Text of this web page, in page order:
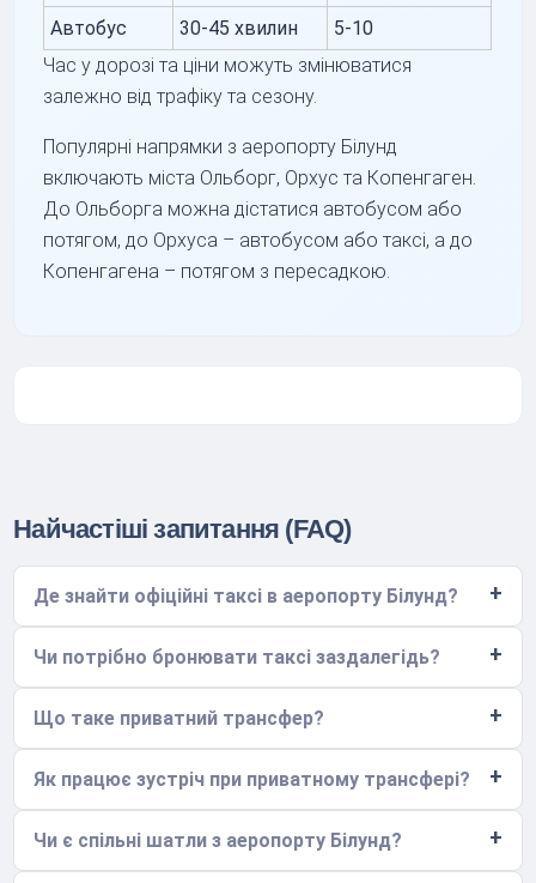
Автобус 30-45 хвилин
5-10
Час у дорозі та ціни можуть змінюватися
залежно від трафіку та сезону.
Популярні напрямки з аеропорту Білунд
включають міста Ольборг, Орхус та Копенгаген.
До Ольборга можна дістатися автобусом або
потягом, до Орхуса – автобусом або таксі, а до
Копенгагена – потягом з пересадкою.
Найчастіші запитання (FAQ)
Де знайти офіційні таксі в аеропорту Білунд?
Чи потрібно бронювати таксі заздалегідь?
Що таке приватний трансфер?
Як працює зустріч при приватному трансфері?
Чи є спільні шатли з аеропорту Білунд?